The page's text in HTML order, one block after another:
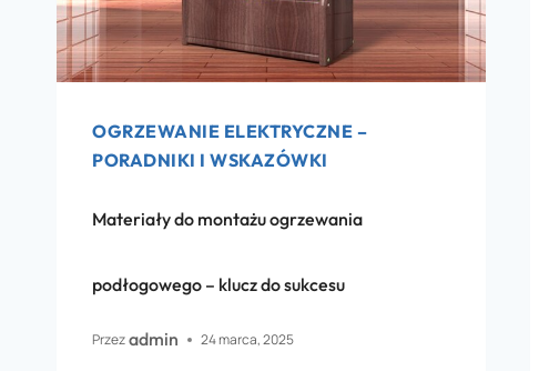
OGRZEWANIE ELEKTRYCZNE –
PORADNIKI I WSKAZÓWKI
Materiały do montażu ogrzewania
podłogowego – klucz do sukcesu
Przezadmin 24 marca, 2025